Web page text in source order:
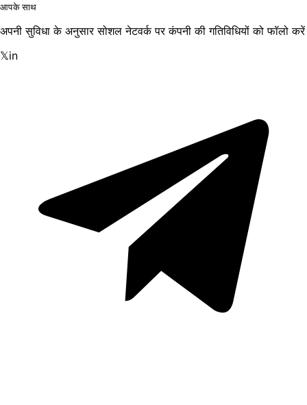
आपके साथ
अपनी सुविधा के अनुसार सोशल नेटवर्क पर कंपनी की गतिविधियों को फॉलो करें
𝕏in